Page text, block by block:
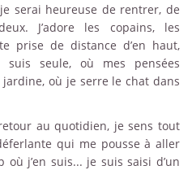
serai heureuse de rentrer, de
J’adore les copains, les
prise de distance d’en haut,
seule, où mes pensées
où je serre le chat dans
au quotidien, je sens tout
qui me pousse à aller
j’en suis... je suis saisi d’un